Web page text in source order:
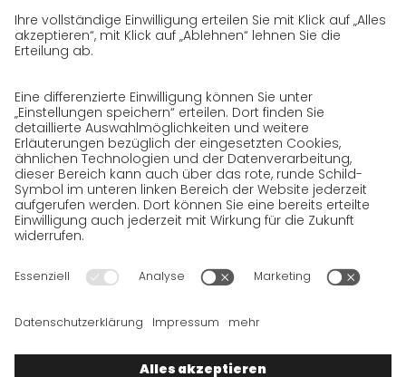
Datenschutzerklärung für Website
Datenschutzerklärung für GeschäftspartnerInnen
SendungsempfängerInnen
Datenschutzerklärung BewerberInnen
Datenschutzerklärung Webportal
Datenschutzerklärung Social Media
Datenschutzerklärung GO! App
Impressum
AGB
Rechtshinweise
Cookies
ausschließlich Ihrer Information dienen, wurden daher mit
größter Sorgfalt erstellt. Bitte haben Sie jedoch Verständnis
zugrunde gelegten Rahmenbedingungen, auf die wir nur